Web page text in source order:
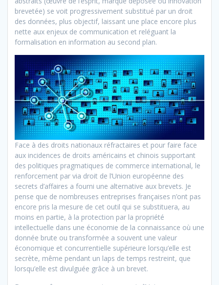
brevetée) se voit progressivement substitué par un droit
des données, plus objectif, laissant une place encore plus
nette aux enjeux de communication et reléguant la
formalisation en information au second plan.
Face à des droits nationaux réfractaires et pour faire face
aux incidences de droits américains et chinois supportant
des politiques pragmatiques de commerce international, le
renforcement par via droit de l’Union européenne des
secrets d’affaires a fourni une alternative aux brevets. Je
pense que de nombreuses entreprises françaises n’ont pas
encore pris la mesure de cet outil qui se substituera, au
moins en partie, à la protection par la propriété
intellectuelle dans une économie de la connaissance où une
donnée brute ou transformée a souvent une valeur
économique et concurrentielle supérieure lorsqu’elle est
secrète, même pendant un laps de temps restreint, que
lorsqu’elle est divulguée grâce à un brevet.